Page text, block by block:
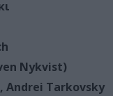
Nykvist)
Andrei Tarkovsky